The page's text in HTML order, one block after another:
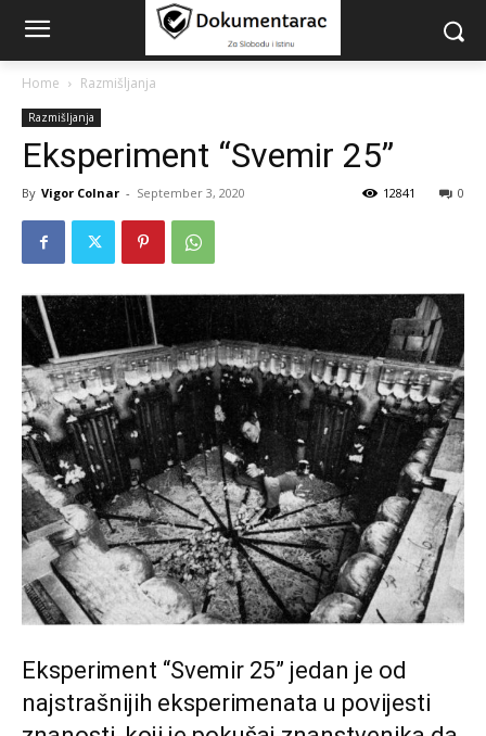
Home Razmišljanja
Razmišljanja
Eksperiment “Svemir 25”
By Vigor Colnar - September 3, 2020 0
12841
Eksperiment “Svemir 25” jedan je od
najstrašnijih eksperimenata u povijesti